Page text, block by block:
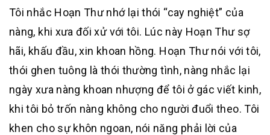
Tôi nhắc Hoạn Thư nhớ lại thói “cay nghiệt” của
nàng, khi xưa đối xử với tôi. Lúc này Hoạn Thư sợ
hãi, khấu đầu, xin khoan hồng. Hoạn Thư nói với tôi,
thói ghen tuông là thói thường tình, nàng nhắc lại
ngày xưa nàng khoan nhượng để tôi ở gác viết kinh,
khi tôi bỏ trốn nàng không cho người đuổi theo. Tôi
khen cho sự khôn ngoan, nói năng phải lời của